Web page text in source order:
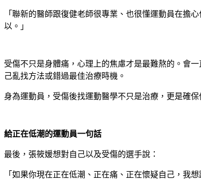
「聯新的醫師跟復健老師很專業、也很懂運動員在
以。」
受傷不只是身體痛，心理上的焦慮才是最難熬的。會
己亂找方法或錯過最佳治療時機。
身為運動員，受傷後找運動醫學不只是治療，更是確
給正在低潮的運動員一句話
最後，張筱媛想對自己以及受傷的選手說：
「如果你現在正在低潮、正在痛、正在懷疑自己，我